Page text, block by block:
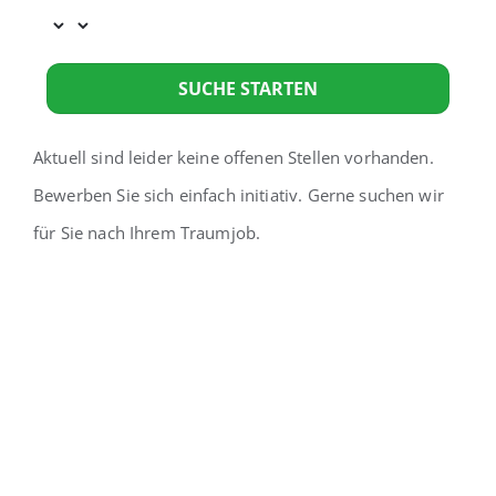
SUCHE STARTEN
Aktuell sind leider keine offenen Stellen vorhanden.
Bewerben Sie sich einfach initiativ. Gerne suchen wir
für Sie nach Ihrem Traumjob.